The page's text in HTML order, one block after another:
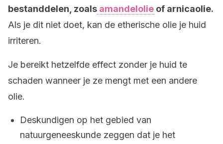
bestanddelen, zoals amandelolie of arnicaolie.
Als je dit niet doet, kan de etherische olie je huid
irriteren.
Je bereikt hetzelfde effect zonder je huid te
schaden wanneer je ze mengt met een andere
olie.
Deskundigen op het gebied van
natuurgeneeskunde zeggen dat je het